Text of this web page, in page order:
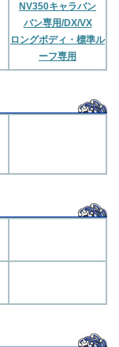
NV350キャラバン
バン専用/DX/VX
ロングボディ・標準ル
ーフ専用